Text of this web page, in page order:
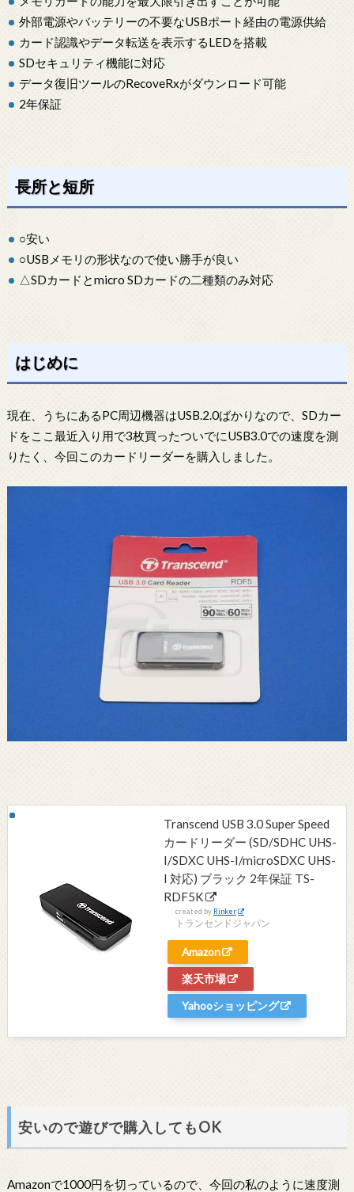
外部電源やバッテリーの不要なUSBポート経由の電源供給
カード認識やデータ転送を表示するLEDを搭載
SDセキュリティ機能に対応
データ復旧ツールのRecoveRxがダウンロード可能
2年保証
長所と短所
○安い
○USBメモリの形状なので使い勝手が良い
△SDカードとmicro SDカードの二種類のみ対応
はじめに
現在、うちにあるPC周辺機器はUSB.2.0ばかりなので、SDカー
ドをここ最近入り用で3枚買ったついでにUSB3.0での速度を測
りたく、今回このカードリーダーを購入しました。
Transcend USB 3.0 Super Speed
カードリーダー (SD/SDHC UHS-
I/SDXC UHS-I/microSDXC UHS-
I 対応) ブラック 2年保証 TS-
RDF5K
created by Rinker
トランセンドジャパン
Amazon
楽天市場
Yahooショッピング
安いので遊びで購入してもOK
Amazonで1000円を切っているので、今回の私のように速度測